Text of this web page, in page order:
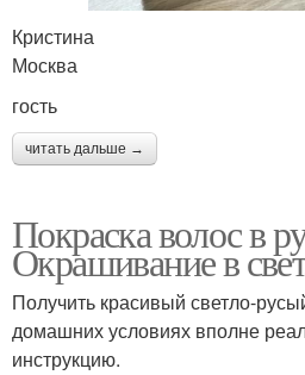
Кристина
Москва
гость
читать дальше →
Покраска волос в
Окрашивание в
Получить красивый светло-
домашних условиях вполне
инструкцию.